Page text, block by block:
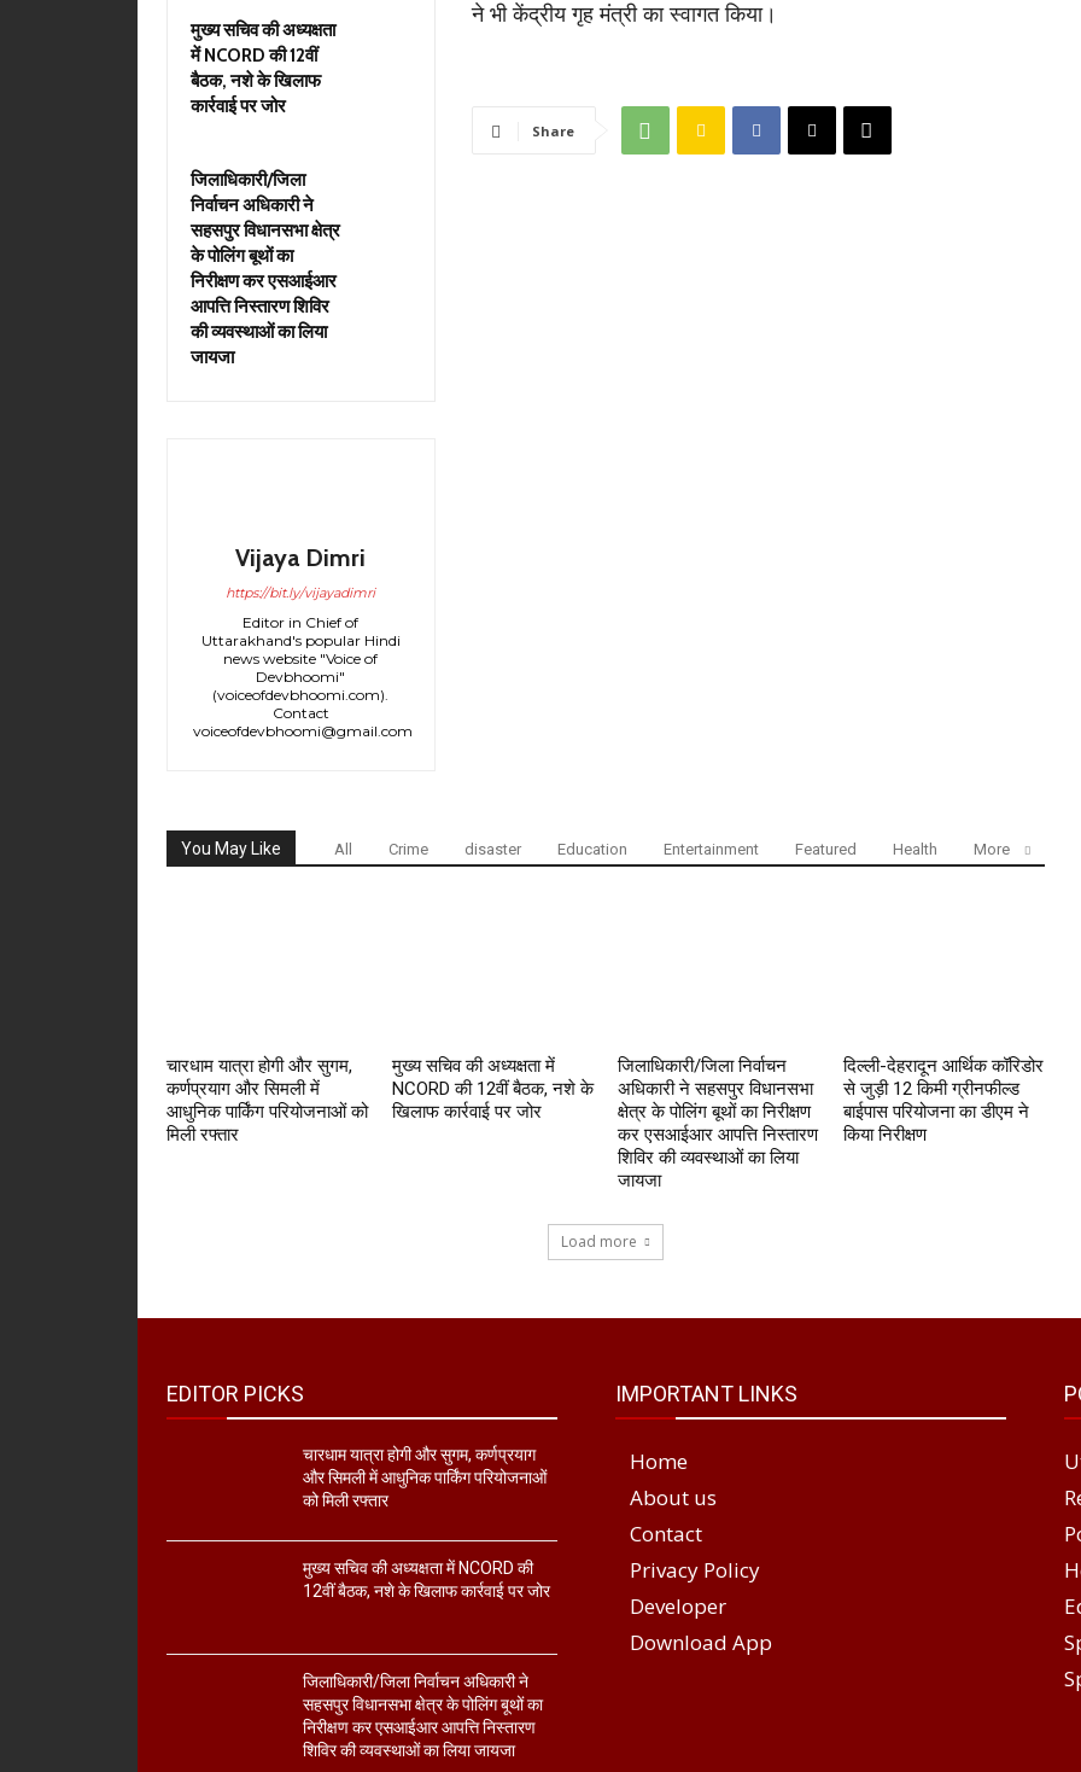
मुख्य सचिव की अध्यक्षता
में NCORD की 12वीं
बैठक, नशे के खिलाफ
कार्रवाई पर जोर
जिलाधिकारी/जिला
निर्वाचन अधिकारी ने
सहसपुर विधानसभा क्षेत्र
के पोलिंग बूथों का
निरीक्षण कर एसआईआर
आपत्ति निस्तारण शिविर
की व्यवस्थाओं का लिया
जायजा
Vijaya Dimri
https://bit.ly/vijayadimri
Editor in Chief of
Uttarakhand's popular Hindi
news website "Voice of
Devbhoomi"
(voiceofdevbhoomi.com).
Contact
voiceofdevbhoomi@gmail.com
ने भी केंद्रीय गृह मंत्री का स्वागत किया।
Share
You May Like All Crime disaster Education Entertainment Featured Health More
चारधाम यात्रा होगी और सुगम,
कर्णप्रयाग और सिमली में
आधुनिक पार्किंग परियोजनाओं को
मिली रफ्तार
मुख्य सचिव की अध्यक्षता में
NCORD की 12वीं बैठक, नशे के
खिलाफ कार्रवाई पर जोर
जिलाधिकारी/जिला निर्वाचन
अधिकारी ने सहसपुर विधानसभा
क्षेत्र के पोलिंग बूथों का निरीक्षण
कर एसआईआर आपत्ति निस्तारण
शिविर की व्यवस्थाओं का लिया
जायजा
दिल्ली-देहरादून आर्थिक कॉरिडोर
से जुड़ी 12 किमी ग्रीनफील्ड
बाईपास परियोजना का डीएम ने
किया निरीक्षण
Load more
EDITOR PICKS
चारधाम यात्रा होगी और सुगम, कर्णप्रयाग
और सिमली में आधुनिक पार्किंग परियोजनाओं
को मिली रफ्तार
मुख्य सचिव की अध्यक्षता में NCORD की
12वीं बैठक, नशे के खिलाफ कार्रवाई पर जोर
जिलाधिकारी/जिला निर्वाचन अधिकारी ने
सहसपुर विधानसभा क्षेत्र के पोलिंग बूथों का
निरीक्षण कर एसआईआर आपत्ति निस्तारण
शिविर की व्यवस्थाओं का लिया जायजा
IMPORTANT LINKS
Home
About us
Contact
Privacy Policy
Developer
Download App